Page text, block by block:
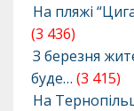
На пляжі
(3 436)
З березня
буде… (3 415)
На